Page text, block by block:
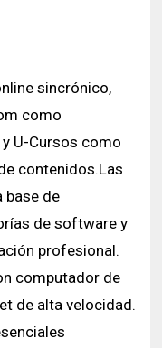
sincrónico,
como
U-Cursos como
contenidos.Las
base de
de software y
profesional.
computador de
de alta velocidad.